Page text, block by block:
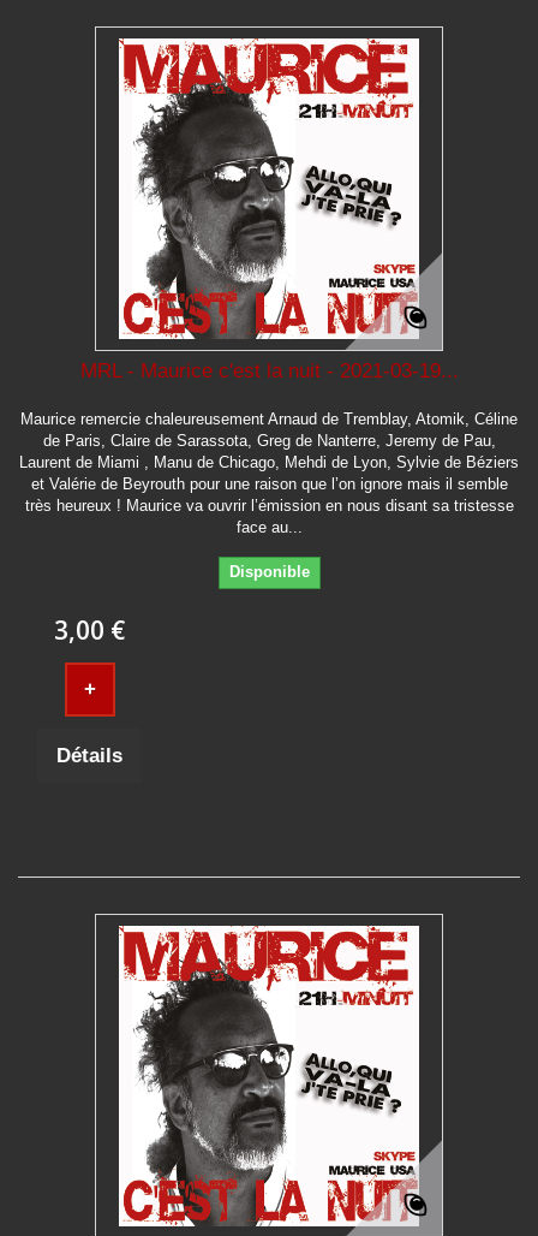
MRL - Maurice c'est la nuit - 2021-03-19...
Maurice remercie chaleureusement Arnaud de Tremblay, Atomik, Céline
de Paris, Claire de Sarassota, Greg de Nanterre, Jeremy de Pau,
Laurent de Miami , Manu de Chicago, Mehdi de Lyon, Sylvie de Béziers
et Valérie de Beyrouth pour une raison que l’on ignore mais il semble
très heureux ! Maurice va ouvrir l’émission en nous disant sa tristesse
face au...
Disponible
3,00 €
+
Détails